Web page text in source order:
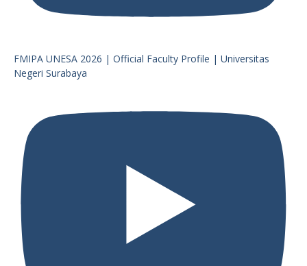
FMIPA UNESA 2026 | Official Faculty Profile | Universitas
Negeri Surabaya